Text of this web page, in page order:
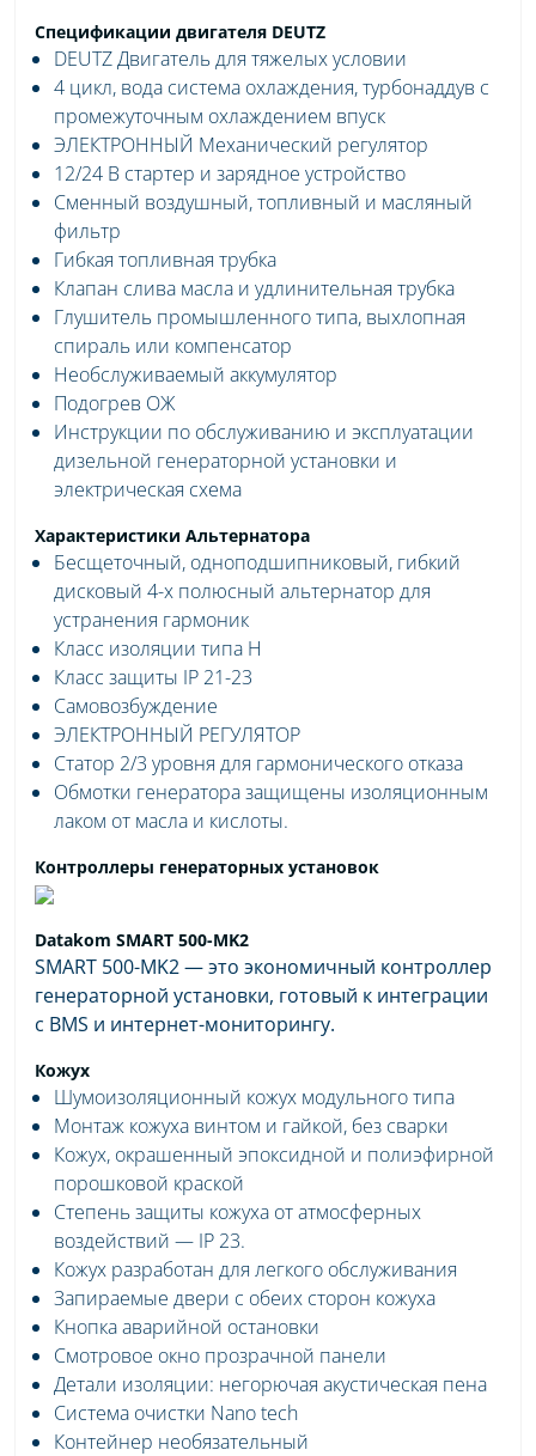
Спецификации двигателя DEUTZ
DEUTZ Двигатель для тяжелых условии
4 цикл, вода система охлаждения, турбонаддув с
промежуточным охлаждением впуск
ЭЛЕКТРОННЫЙ Механический регулятор
12/24 В стартер и зарядное устройство
Сменный воздушный, топливный и масляный
фильтр
Гибкая топливная трубка
Клапан слива масла и удлинительная трубка
Глушитель промышленного типа, выхлопная
спираль или компенсатор
Необслуживаемый аккумулятор
Подогрев ОЖ
Инструкции по обслуживанию и эксплуатации
дизельной генераторной установки и
электрическая схема
Характеристики Альтернатора
Бесщеточный, одноподшипниковый, гибкий
дисковый 4-х полюсный альтернатор для
устранения гармоник
Класс изоляции типа H
Класс защиты IP 21-23
Самовозбуждение
ЭЛЕКТРОННЫЙ РЕГУЛЯТОР
Статор 2/3 уровня для гармонического отказа
Обмотки генератора защищены изоляционным
лаком от масла и кислоты.
Контроллеры генераторных установок
Datakom SMART 500-MK2
SMART 500-MK2 — это экономичный контроллер
генераторной установки, готовый к интеграции
с BMS и интернет-мониторингу.
Кожух
Шумоизоляционный кожух модульного типа
Монтаж кожуха винтом и гайкой, без сварки
Кожух, окрашенный эпоксидной и полиэфирной
порошковой краской
Степень защиты кожуха от атмосферных
воздействий — IP 23.
Кожух разработан для легкого обслуживания
Запираемые двери с обеих сторон кожуха
Кнопка аварийной остановки
Смотровое окно прозрачной панели
Детали изоляции: негорючая акустическая пена
Система очистки Nano tech
Контейнер необязательный